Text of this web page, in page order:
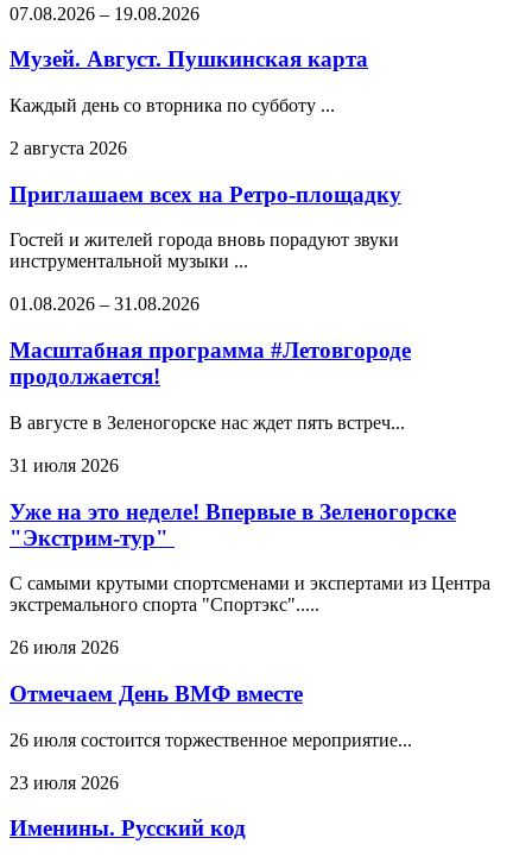
07.08.2026 – 19.08.2026
Музей. Август. Пушкинская карта
Каждый день со вторника по субботу ...
2 августа 2026
Приглашаем всех на Ретро-площадку
Гостей и жителей города вновь порадуют звуки
инструментальной музыки ...
01.08.2026 – 31.08.2026
Масштабная программа #Летовгороде
продолжается!
В августе в Зеленогорске нас ждет пять встреч...
31 июля 2026
Уже на это неделе! Впервые в Зеленогорске
"Экстрим-тур"
С самыми крутыми спортсменами и экспертами из Центра
экстремального спорта "Спортэкс".....
26 июля 2026
Отмечаем День ВМФ вместе
26 июля состоится торжественное мероприятие...
23 июля 2026
Именины. Русский код